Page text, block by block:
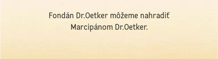
Fondán Dr.Oetker môžeme nahradiť
Marcipánom Dr.Oetker.